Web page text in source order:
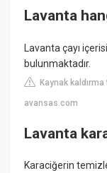
Lavanta
Lavanta çayı
bulunmaktadır.
Kaynak kaldırma
avansas.com
Lavanta
Karaciğerin